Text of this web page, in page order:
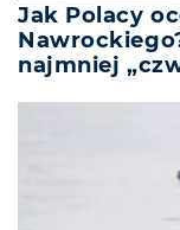
Jak Polacy
najmniej